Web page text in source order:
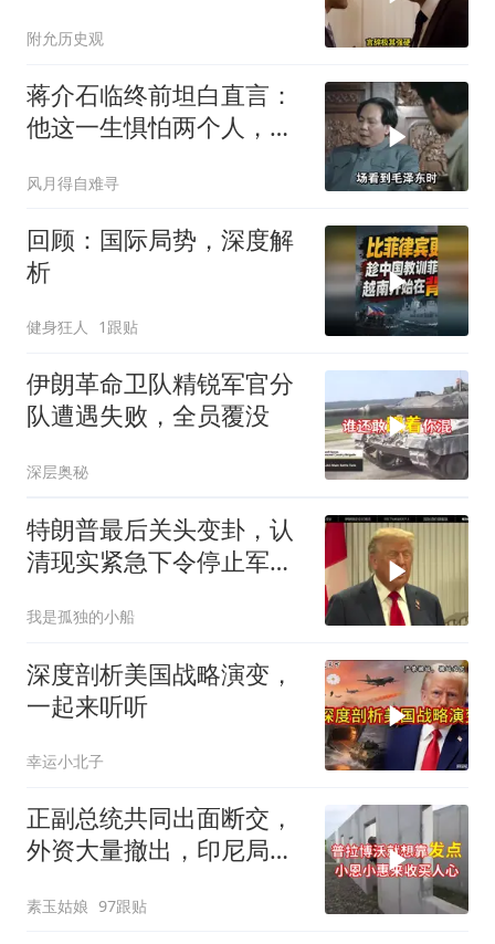
附允历史观
蒋介石临终前坦白直言：
他这一生惧怕两个人，却
风月得自难寻
回顾：国际局势，深度解
析
健身狂人 1跟贴
伊朗革命卫队精锐军官分
队遭遇失败，全员覆没
深层奥秘
特朗普最后关头变卦，认
清现实紧急下令停止军事
我是孤独的小船
深度剖析美国战略演变，
一起来听听
幸运小北子
正副总统共同出面断交，
外资大量撤出，印尼局势
素玉姑娘 97跟贴